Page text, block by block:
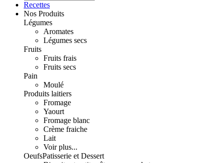
Recettes
Nos Produits
Légumes
Aromates
Légumes secs
Fruits
Fruits frais
Fruits secs
Pain
Moulé
Produits laitiers
Fromage
Yaourt
Fromage blanc
Crème fraiche
Lait
Voir plus...
OeufsPatisserie et Dessert